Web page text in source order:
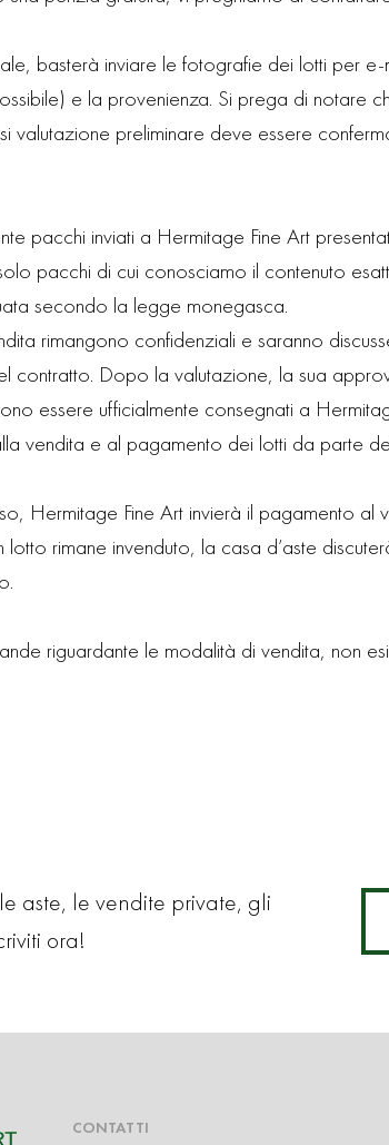
basterà inviare le fotografie dei lotti per
e la provenienza. Si prega di notare
valutazione preliminare deve essere
pacchi inviati a Hermitage Fine Art
pacchi di cui conosciamo il contenuto
secondo la legge monegasca.
rimangono confidenziali e saranno
contratto. Dopo la valutazione, la sua
essere ufficialmente consegnati a
vendita e al pagamento dei lotti da parte
Hermitage Fine Art invierà il pagamento al
lotto rimane invenduto, la casa d’aste
riguardante le modalità di vendita, non
aste, le vendite private, gli
ora!
CONTATTI